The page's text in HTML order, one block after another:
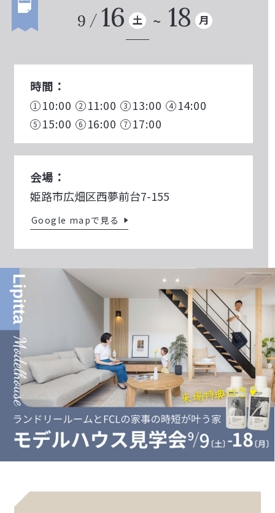
9 16 土 18 月
時間：
10:00
11:00 13:00
14:00
15:00
16:00 17:00
会場：
姫路市広畑区西夢前台7-155
Google mapで見る